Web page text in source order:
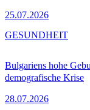
25.07.2026
Bulgariens hohe
demografische Krise
28.07.2026
GESUNDHEIT